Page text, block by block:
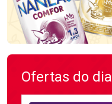
Ofertas do dia